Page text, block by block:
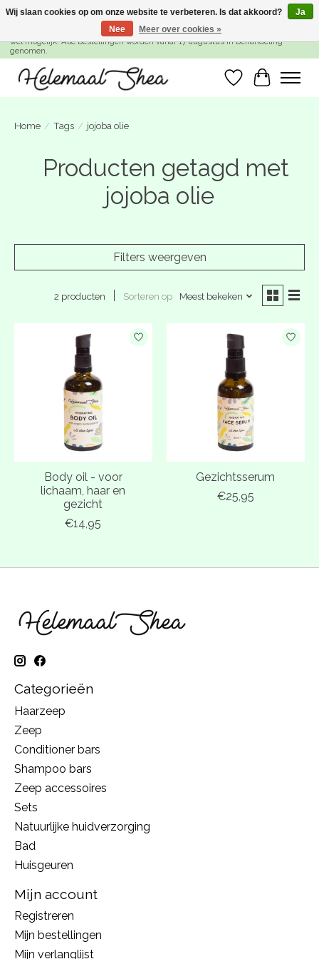
SUMMER BREAK! Wij zijn gesloten van 27 juli t/m 16 augustus. Bestellen is nog
wel mogelijk. Alle bestellingen worden vanaf 17 augustus in behandeling
genomen.
Verlanglijst
Home / Tags / jojoba olie
Producten getagd met
jojoba olie
Filters weergeven
2 producten Sorteren op Meest bekeken
Body oil - voor
lichaam, haar en
gezicht
€14,95
Gezichtsserum
€25,95
Categorieën
Haarzeep
Zeep
Conditioner bars
Shampoo bars
Zeep accessoires
Sets
Natuurlijke huidverzorging
Bad
Huisgeuren
Mijn account
Registreren
Mijn bestellingen
Mijn verlanglijst
Wij slaan cookies op om onze website te verbeteren. Is dat akkoord?
Ja
Nee
Meer over cookies »